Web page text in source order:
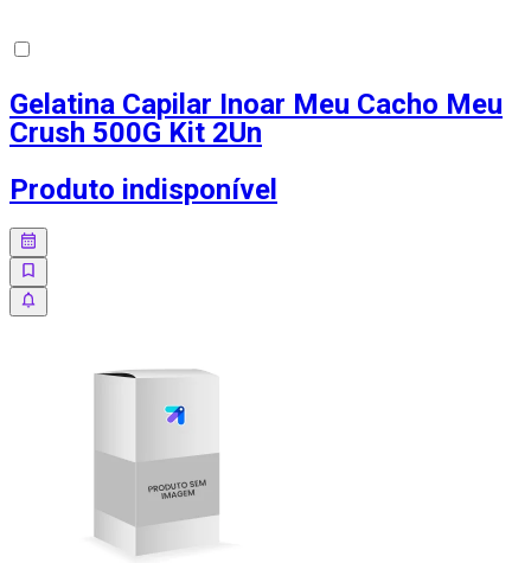
Gelatina Capilar Inoar Meu Cacho Meu
Crush 500G Kit 2Un
Produto indisponível